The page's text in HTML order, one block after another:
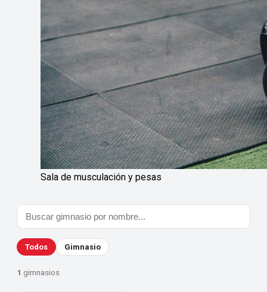
Sala de musculación y pesas
Todos Gimnasio
1 gimnasios